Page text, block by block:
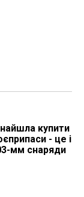
купити
- це і
мм снаряди